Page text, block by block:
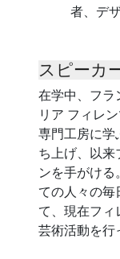
者、デ
スピーカ
在学中、フラ
リア フィレ
専門工房に学
ち上げ、以来
ンを手がける
ての人々の毎
て、現在フィ
芸術活動を行